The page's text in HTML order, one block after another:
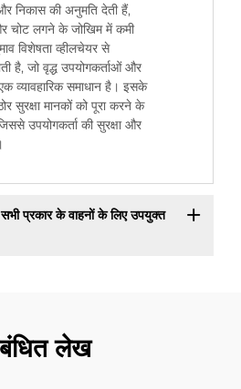
निकास की अनुमति देती हैं,
चोट लगने के जोखिम में कमी
विशेषता व्हीलचेयर से
है, जो वृद्ध उपयोगकर्ताओं और
व्यावहारिक समाधान है। इसके
सुरक्षा मानकों को पूरा करने के
उपयोगकर्ता की सुरक्षा और
प्रकार के वाहनों के लिए उपयुक्त
लेख